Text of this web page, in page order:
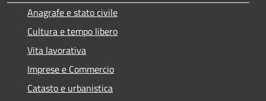
Anagrafe e stato civile
Cultura e tempo libero
Vita lavorativa
Imprese e Commercio
Catasto e urbanistica